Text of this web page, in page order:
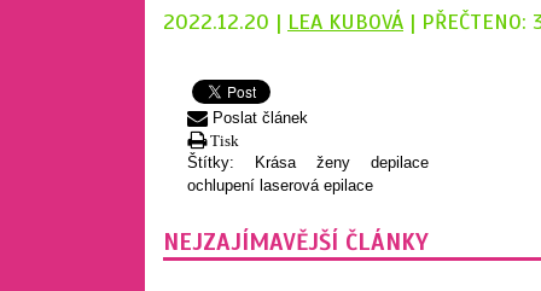
2022.12.20 | LEA KUBOVÁ |
Poslat článek
Tisk
Štítky: Krása ženy depilace
ochlupení laserová epilace
NEJZAJÍMAVĚJŠÍ ČLÁNKY